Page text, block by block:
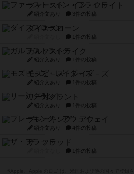
ファースト・イン・フライト
紹介文あり 3件の投稿
ダイススローン
1件の投稿
ガルフストライク
紹介文あり 1件の投稿
モズビ－ズ・レイダ－ズ
紹介文あり 1件の投稿
リー対グラント
紹介文あり 1件の投稿
ブレーキング・アウェイ
紹介文あり 4件の投稿
ザ・フラッド
1件の投稿